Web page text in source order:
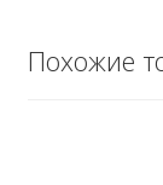
Похожие